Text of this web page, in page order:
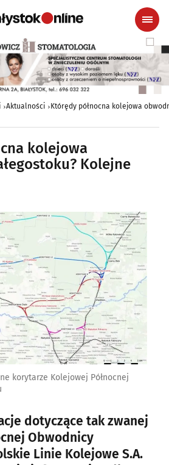
Aktualności Którędy północna kolejowa
kolejowa
Kolejne
korytarze Kolejowej Północnej
dotyczące tak zwanej
Obwodnicy
Linie Kolejowe S.A.